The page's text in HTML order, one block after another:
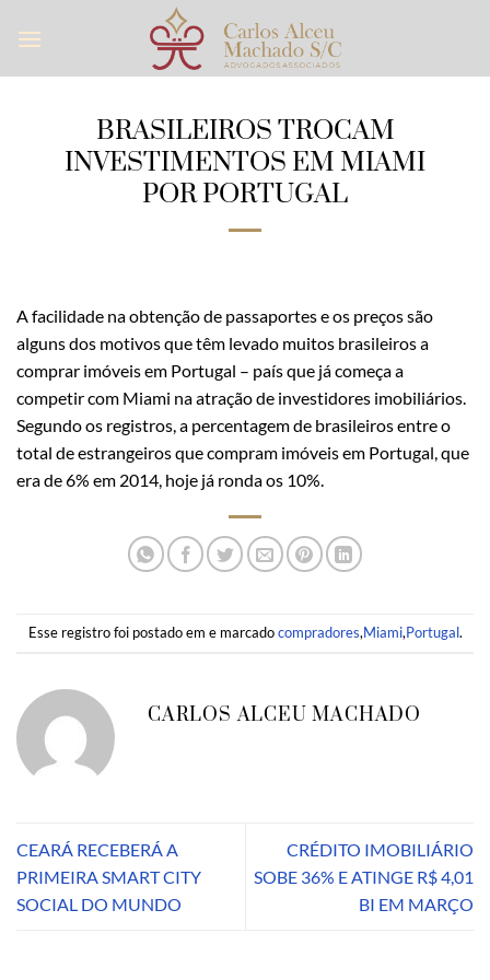
BRASILEIROS TROCAM
INVESTIMENTOS EM MIAMI
POR PORTUGAL
A facilidade na obtenção de passaportes e os preços são
alguns dos motivos que têm levado muitos brasileiros a
comprar imóveis em Portugal – país que já começa a
competir com Miami na atração de investidores imobiliários.
Segundo os registros, a percentagem de brasileiros entre o
total de estrangeiros que compram imóveis em Portugal, que
era de 6% em 2014, hoje já ronda os 10%.
Esse registro foi postado em e marcadocompradores,Miami,Portugal.
CARLOS ALCEU MACHADO
CEARÁ RECEBERÁ A
PRIMEIRA SMART CITY
SOCIAL DO MUNDO
CRÉDITO IMOBILIÁRIO
SOBE 36% E ATINGE R$ 4,01
BI EM MARÇO